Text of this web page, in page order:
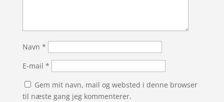
Navn *
E-mail *
Gem mit navn, mail og websted i denne browser
til næste gang jeg kommenterer.